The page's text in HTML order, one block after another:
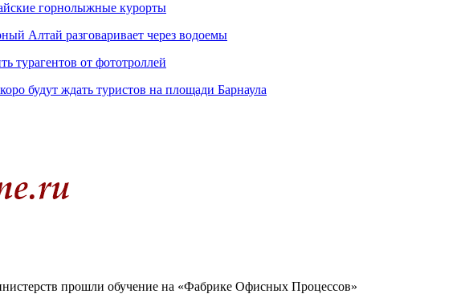
горнолыжные курорты
Алтай разговаривает через водоемы
турагентов от фототроллей
будут ждать туристов на площади Барнаула
прошли обучение на «Фабрике Офисных Процессов»